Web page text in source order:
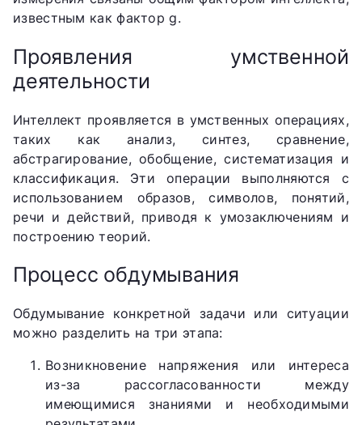
известным как фактор g.
Проявления умственной
деятельности
Интеллект проявляется в умственных операциях,
таких как анализ, синтез, сравнение,
абстрагирование, обобщение, систематизация и
классификация. Эти операции выполняются с
использованием образов, символов, понятий,
речи и действий, приводя к умозаключениям и
построению теорий.
Процесс обдумывания
Обдумывание конкретной задачи или ситуации
можно разделить на три этапа:
Возникновение напряжения или интереса
из-за рассогласованности между
имеющимися знаниями и необходимыми